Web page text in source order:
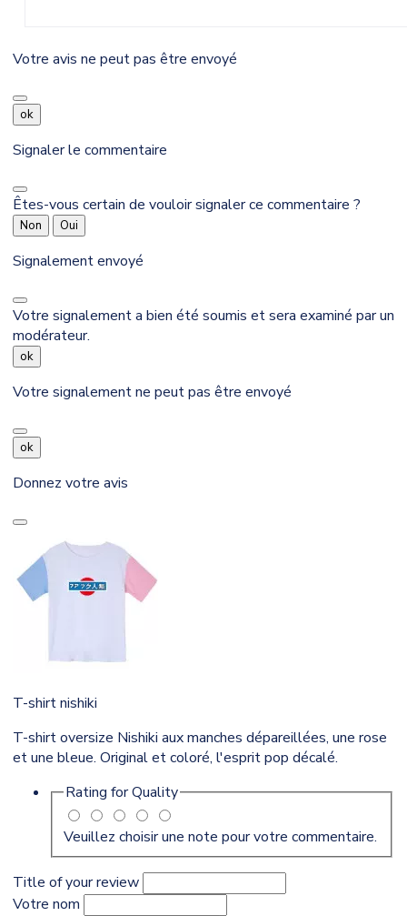
Votre avis ne peut pas être envoyé
ok
Signaler le commentaire
Êtes-vous certain de vouloir signaler ce commentaire ?
Non Oui
Signalement envoyé
Votre signalement a bien été soumis et sera examiné par un
modérateur.
ok
Votre signalement ne peut pas être envoyé
ok
Donnez votre avis
T-shirt nishiki
T-shirt oversize Nishiki aux manches dépareillées, une rose
et une bleue. Original et coloré, l'esprit pop décalé.
Rating forQuality
Veuillez choisir une note pour votre commentaire.
Title of your review
Votre nom